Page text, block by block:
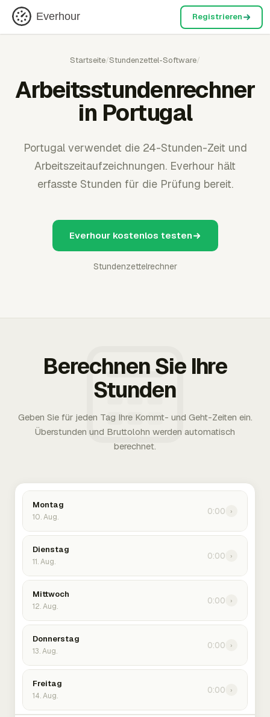
Everhour Registrieren
Startseite/Stundenzettel-Software/
Arbeitsstundenrechner
in Portugal
Portugal verwendet die 24-Stunden-Zeit und
Arbeitszeitaufzeichnungen. Everhour hält
erfasste Stunden für die Prüfung bereit.
Everhour kostenlos testen
Stundenzettelrechner
Berechnen Sie Ihre
Stunden
Geben Sie für jeden Tag Ihre Kommt- und Geht-Zeiten ein.
Überstunden und Bruttolohn werden automatisch
berechnet.
Montag
10. Aug.
0:00 ›
Dienstag
11. Aug.
0:00 ›
Mittwoch
12. Aug.
0:00 ›
Donnerstag
13. Aug.
0:00 ›
Freitag
14. Aug.
0:00 ›